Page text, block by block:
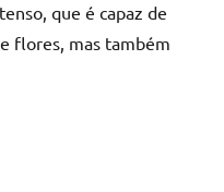
que é capaz de
flores, mas também